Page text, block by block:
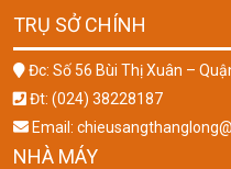
TRỤ SỞ CHÍNH
Đc: Số 56 Bùi Thị Xuân –
Đt: (024) 38228187
Email:
NHÀ MÁY